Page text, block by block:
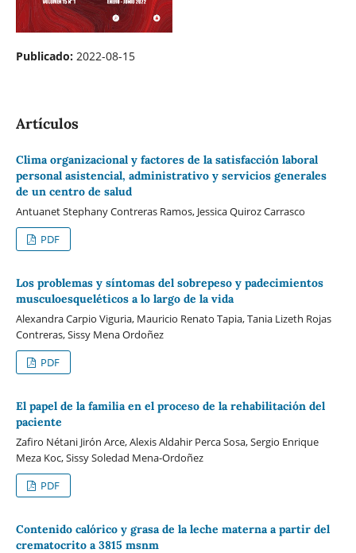
Publicado: 2022-08-15
Artículos
Clima organizacional y factores de la satisfacción laboral
personal asistencial, administrativo y servicios generales
de un centro de salud
Antuanet Stephany Contreras Ramos, Jessica Quiroz Carrasco
PDF
Los problemas y síntomas del sobrepeso y padecimientos
musculoesqueléticos a lo largo de la vida
Alexandra Carpio Viguria, Mauricio Renato Tapia, Tania Lizeth Rojas
Contreras, Sissy Mena Ordoñez
PDF
El papel de la familia en el proceso de la rehabilitación del
paciente
Zafiro Nétani Jirón Arce, Alexis Aldahir Perca Sosa, Sergio Enrique
Meza Koc, Sissy Soledad Mena-Ordoñez
PDF
Contenido calórico y grasa de la leche materna a partir del
crematocrito a 3815 msnm